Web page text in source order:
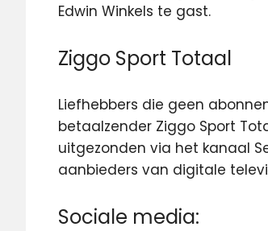
Edwin Winkels te gast.
Ziggo Sport Totaal
Liefhebbers die geen
betaalzender Ziggo Sport
uitgezonden via het kanaal
aanbieders van digitale
Sociale media: